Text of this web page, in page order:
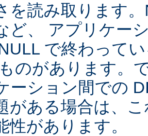
を読み取ります
ど、 アプリケー
で終わって
のがあります。
ーション間での
がある場合は、
性があります。